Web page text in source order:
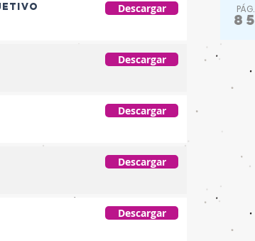
Descargar
Descargar
Descargar
Descargar
Descargar
PÁG.
85